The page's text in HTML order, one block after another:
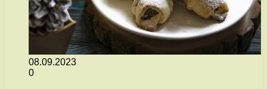
08.09.2023
0